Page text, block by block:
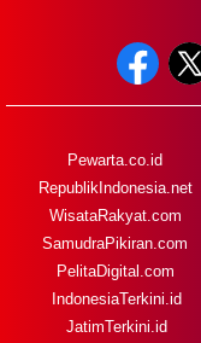
Pewarta.co.id
RepublikIndonesia.net
WisataRakyat.com
SamudraPikiran.com
PelitaDigital.com
IndonesiaTerkini.id
JatimTerkini.id